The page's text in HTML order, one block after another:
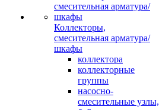
Коллекторы,
смесительная арматура/
шкафы
коллектора
коллекторные
группы
насосно-
смесительные узлы,